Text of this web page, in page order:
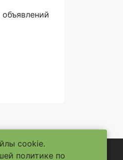
объявлений
cookie.
политике по